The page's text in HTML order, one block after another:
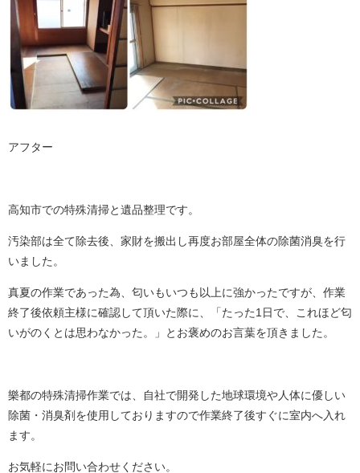
アフター
高知市での特殊清掃と遺品整理です。
汚染部は全て除去後、家財を搬出し再度お部屋全体の除菌消臭を行
いました。
真夏の作業であった為、匂いもいつも以上に強かったですが、作業
終了後依頼主様に確認して頂いた際に、「たった1日で、これほど匂
いがのくとは思わなかった。」とお褒めのお言葉を頂きました。
樂都の特殊清掃作業では、自社で開発した地球環境や人体に優しい
除菌・消臭剤を使用しておりますので作業終了後すぐに室内へ入れ
ます。
お気軽にお問い合わせください。